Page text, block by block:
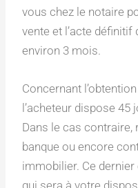
vous chez le notaire
vente et l’acte définitif
environ 3 mois.
Concernant l’obtention
l’acheteur dispose 45
Dans le cas contraire,
banque ou encore
immobilier. Ce
qui sera à votre